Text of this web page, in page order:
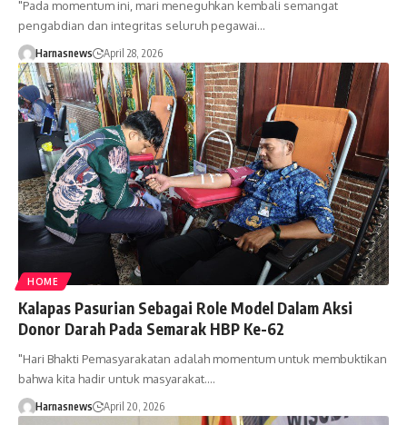
"Pada momentum ini, mari meneguhkan kembali semangat
pengabdian dan integritas seluruh pegawai…
Harnasnews April 28, 2026
HOME
Kalapas Pasurian Sebagai Role Model Dalam Aksi
Donor Darah Pada Semarak HBP Ke-62
"Hari Bhakti Pemasyarakatan adalah momentum untuk membuktikan
bahwa kita hadir untuk masyarakat.…
Harnasnews April 20, 2026